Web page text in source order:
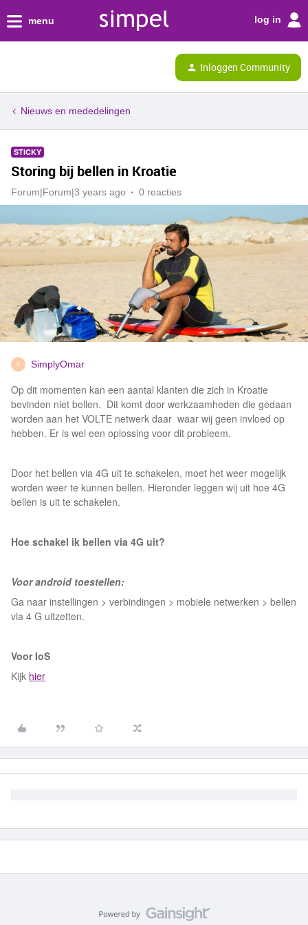
menu log in
Inloggen Community
Nieuws en mededelingen
STICKY
Storing bij bellen in Kroatie
Forum|Forum|3 years ago 0 reacties
S SimplyOmar
Op dit momenten kan een aantal klanten die zich in Kroatie
bevinden niet bellen. Dit komt door werkzaamheden die gedaan
worden aan het VOLTE netwerk daar waar wij geen invloed op
hebben. Er is wel een oplossing voor dit probleem.
Door het bellen via 4G uit te schakelen, moet het weer mogelijk
worden weer te kunnen bellen. Hieronder leggen wij uit hoe 4G
bellen is uit te schakelen.
Hoe schakel ik bellen via 4G uit?
Voor android toestellen:
Ga naar instellingen > verbindingen > mobiele netwerken > bellen
via 4 G uitzetten.
Voor IoS
Kijk hier